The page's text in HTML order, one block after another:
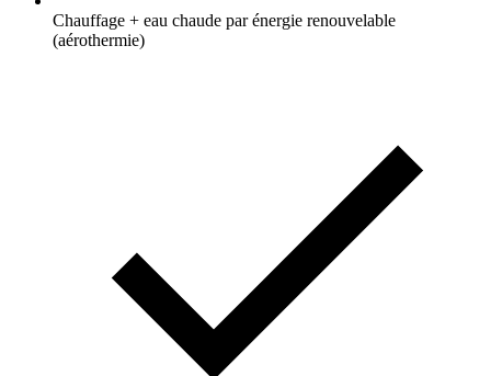
Chauffage + eau chaude par énergie renouvelable
(aérothermie)